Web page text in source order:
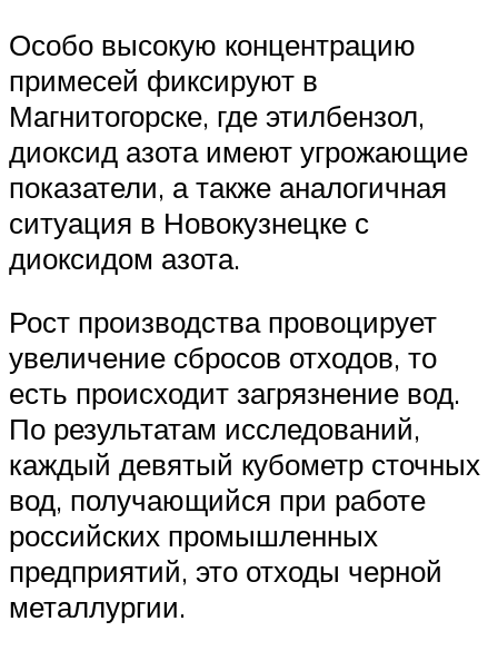
Особо высокую концентрацию
примесей фиксируют в
Магнитогорске, где этилбензол,
диоксид азота имеют угрожающие
показатели, а также аналогичная
ситуация в Новокузнецке с
диоксидом азота.
Рост производства провоцирует
увеличение сбросов отходов, то
есть происходит загрязнение вод.
По результатам исследований,
каждый девятый кубометр сточных
вод, получающийся при работе
российских промышленных
предприятий, это отходы черной
металлургии.